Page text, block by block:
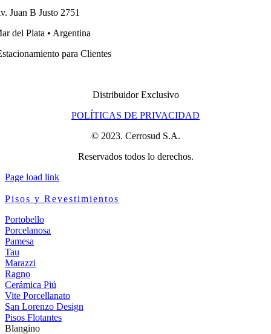
Juan B Justo 2751
del Plata • Argentina
para Clientes
Distribuidor Exclusivo
POLÍTICAS DE PRIVACIDAD
© 2023. Cerrosud S.A.
Reservados todos lo derechos.
Page load link
Pisos y Revestimientos
Portobello
Porcelanosa
Pamesa
Tau
Marazzi
Ragno
Cerámica Piú
Vite Porcellanato
San Lorenzo Design
Pisos Flotantes
Blangino